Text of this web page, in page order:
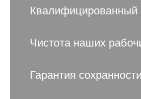
Квалифицированный
Чистота наших
Гарантия сохранности